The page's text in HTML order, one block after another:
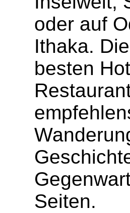
oder auf
Ithaka.
besten
Seiten.